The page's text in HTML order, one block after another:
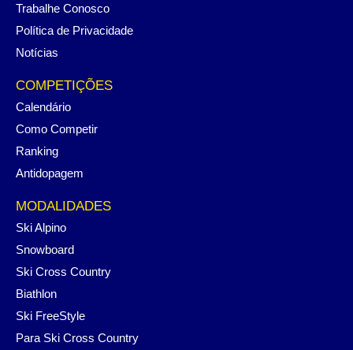
Trabalhe Conosco
Política de Privacidade
Notícias
COMPETIÇÕES
Calendário
Como Competir
Ranking
Antidopagem
MODALIDADES
Ski Alpino
Snowboard
Ski Cross Country
Biathlon
Ski FreeStyle
Para Ski Cross Country